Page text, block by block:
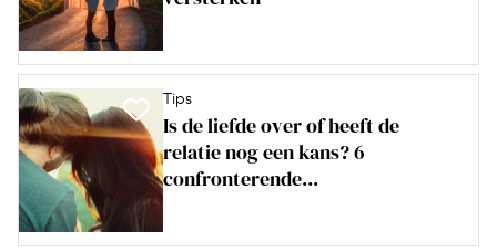
Tips
Is de liefde over of heeft de
relatie nog een kans? 6
confronterende...